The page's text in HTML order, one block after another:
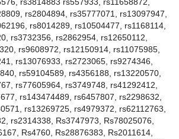
rs2804894, rs35777071, rs13097947,
rs8014289, rs10504477, rs1168114,
rs3732356, rs2862954, rs12650112,
rs9608972, rs12150914, rs11075985,
rs13076933, rs2723065, rs9274346,
rs59104589, rs4356188, rs13220570,
rs77605964, rs3749748, rs41292412,
rs143474489, rs6457807, rs2298632,
rs13269725, rs4979372, rs62112763,
rs2314338, Rs3747973, Rs78025076,
Rs4760, Rs28876383, Rs2011614,